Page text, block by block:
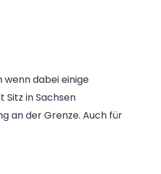
dabei einige
Sitz in Sachsen
an der Grenze. Auch für